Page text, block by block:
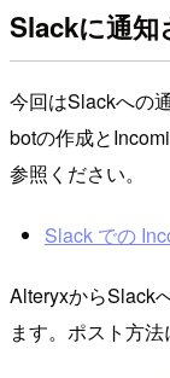
Slackに通知
今回はSlackへの
botの作成と
参照ください。
Slack での
AlteryxからSlack
ます。ポスト方